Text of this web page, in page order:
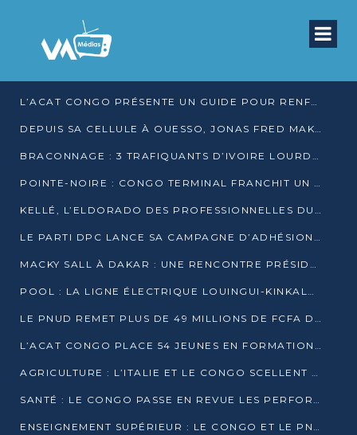
L’ACAT CONGO PRÉSENTE UN GUIDE POUR RENFORCER LES GARANTIES JUDICIAIRES EN GARDE À VUE
DEPUIS SA CELLULE À OUESSO, JONAS FRED MAKITA DÉNONCE CE QU’IL QUALIFIE DE DÉNI DE JUSTICE
BRACONNAGE : 3 TRAFIQUANTS D’IVOIRE LOURDEMENT CONDAMNÉS À DJAMBALA
POINTE-NOIRE : CONGO TERMINAL FRANCHIT UN CAP HISTORIQUE AVEC 99 MOUVEMENTS/HEURE
KELLÉ, L’ELDORADO DES PROFESSIONNELLES DU SEXE
LE PARTI DPC LANCE SA CAMPAGNE D’ADHÉSIONS ET VEUT STRUCTURER SA PRÉSENCE DANS LES 15 DÉPARTEMENTS
MACKY SALL À DAKAR : UNE RENCONTRE PRÉSIDENTIELLE QUI DIVISE L’OPINION SÉNÉGALAISE
POOL : LA LIGNE ÉLECTRIQUE LOUINGUI-KINKALA-BOKO MISE EN SERVICE
LE PNUD REMET PLUS DE 49 MILLIONS DE FCFA D’ÉQUIPEMENTS POUR ACCÉLÉRER LA NUMÉRISATION DU SYSTÈME DE SANTÉ
L’ACAT CONGO PLACE 54 JEUNES EN FORMATION PROFESSIONNELLE
AGRICULTURE : L’ITALIE ET LE CONGO SCELLENT UN PARTENARIAT POUR UNE PRODUCTION LOCALE DURABLE
SANTÉ : LE CONGO PASSE EN REVUE LES PERFORMANCES DE SES HÔPITAUX À MI-PARCOURS
ENSEIGNEMENT SUPÉRIEUR : LE CONGO ET LE PNUD VEULENT RAPPROCHER LA FORMATION UNIVERSITAIRE DES BESOINS DU MARCHÉ DE L’EMPLOI